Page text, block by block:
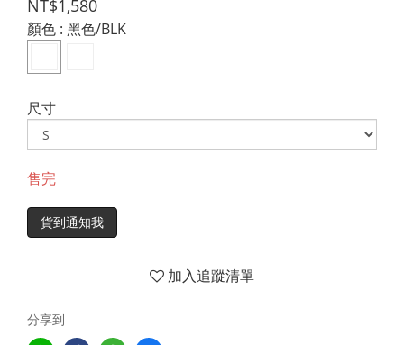
NT$1,580
顏色 : 黑色/BLK
尺寸
售完
貨到通知我
加入追蹤清單
分享到